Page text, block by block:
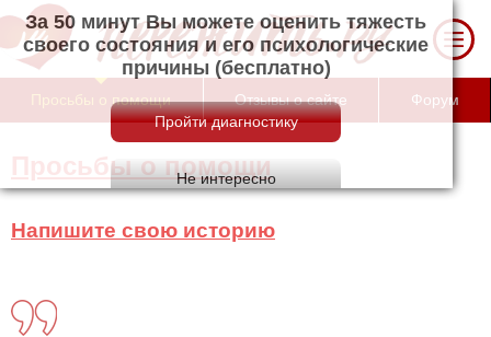
За 50 минут Вы можете оценить тяжесть
своего состояния и его психологические
причины (бесплатно)
Просьбы о помощи Отзывы о сайте Форум
Просьбы о помощи
Напишите свою историю